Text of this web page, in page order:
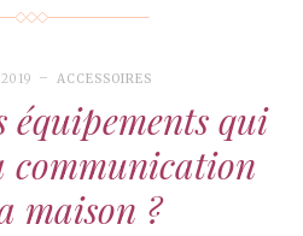
ACCESSOIRES
équipements qui
communication
maison ?